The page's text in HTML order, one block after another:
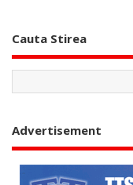
Cauta Stirea
Advertisement